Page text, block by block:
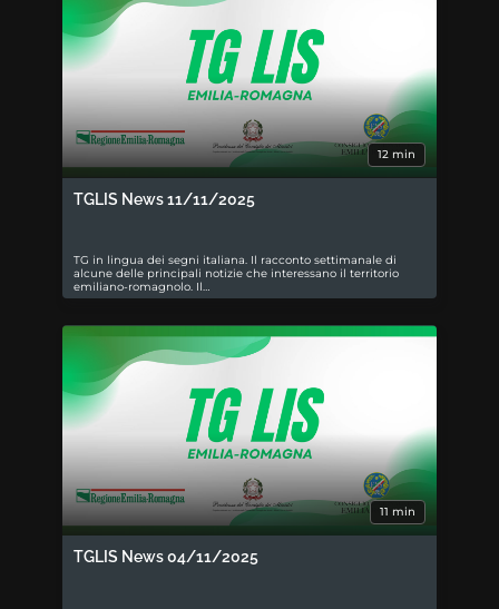
12 min
TGLIS News 11/11/2025
TG in lingua dei segni italiana. Il racconto settimanale di
alcune delle principali notizie che interessano il territorio
emiliano-romagnolo. Il…
11 min
TGLIS News 04/11/2025